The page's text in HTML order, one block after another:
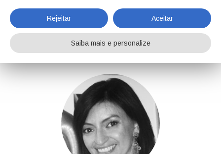
Alessia Venturi
Home Notícias Alessia Venturi
Rejeitar Aceitar
Saiba mais e personalize